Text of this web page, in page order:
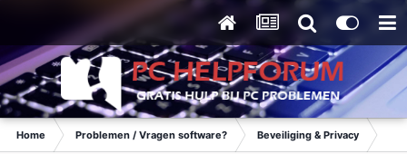
Home Problemen / Vragen software? Beveiliging & Privacy